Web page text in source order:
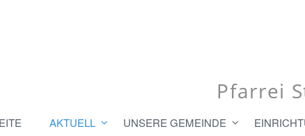
Pfarrei
AKTUELL UNSERE GEMEINDE